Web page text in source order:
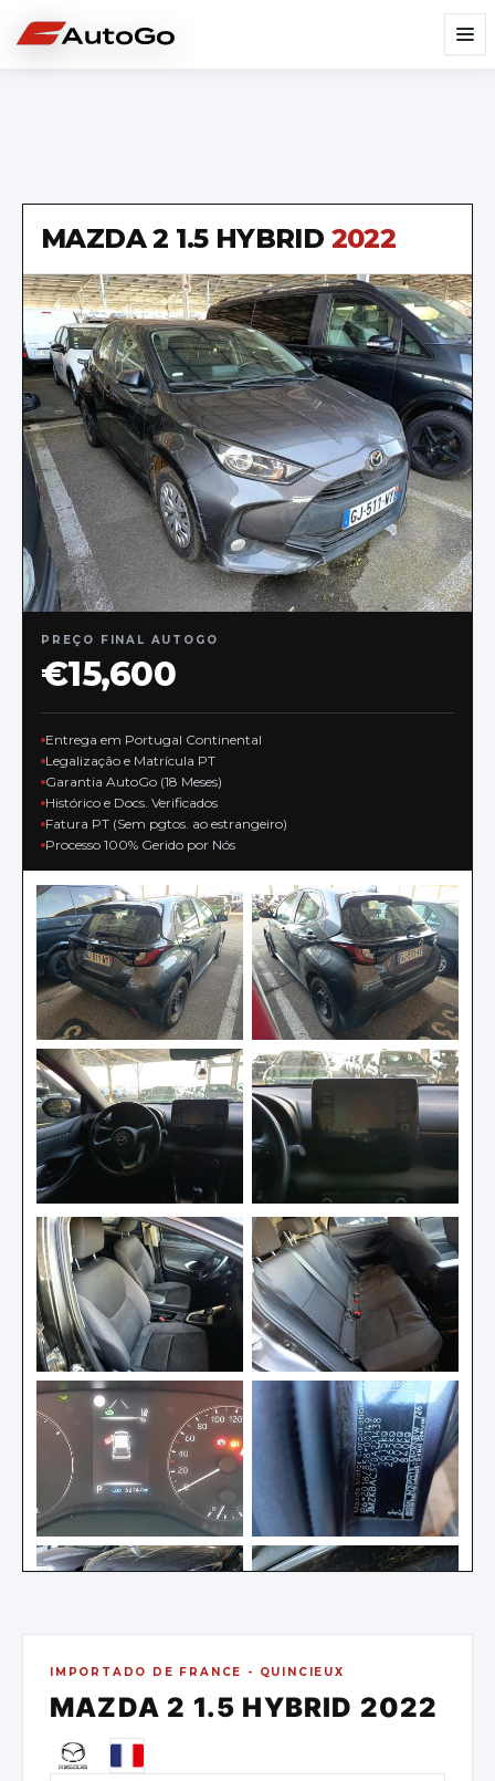
MAZDA 2 1.5 HYBRID 2022
PREÇO FINAL AUTOGO
€15,600
Entrega em Portugal Continental
Legalização e Matrícula PT
Garantia AutoGo (18 Meses)
Histórico e Docs. Verificados
Fatura PT (Sem pgtos. ao estrangeiro)
Processo 100% Gerido por Nós
IMPORTADO DE FRANCE - QUINCIEUX
MAZDA 2 1.5 HYBRID 2022